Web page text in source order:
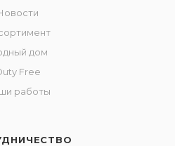
дом
Free
работы